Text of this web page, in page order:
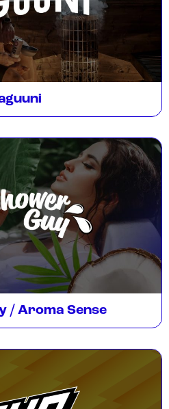
/ Aroma Sense